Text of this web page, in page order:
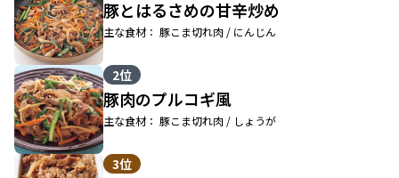
豚とはるさめの甘辛炒め
主な食材： 豚こま切れ肉 / にんじん
2位
豚肉のプルコギ風
主な食材： 豚こま切れ肉 / しょうが
3位